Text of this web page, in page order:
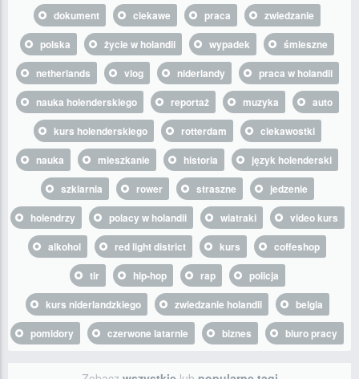
dokument
ciekawe praca
zwiedzanie
polska
życie w holandii wypadek
śmieszne
netherlands
vlog niderlandy
praca w holandii
nauka holenderskiego
reportaż muzyka
auto
kurs holenderskiego
rotterdam
ciekawostki
nauka
mieszkanie historia
język holenderski
szklarnia
rower straszne
jedzenie
holendrzy
polacy w holandii wiatraki
video kurs
alkohol
red light district kurs
coffeshop
tir
hip-hop rap
policja
kurs niderlandzkiego
zwiedzanie holandii
belgia
pomidory
czerwone latarnie biznes biuro pracy